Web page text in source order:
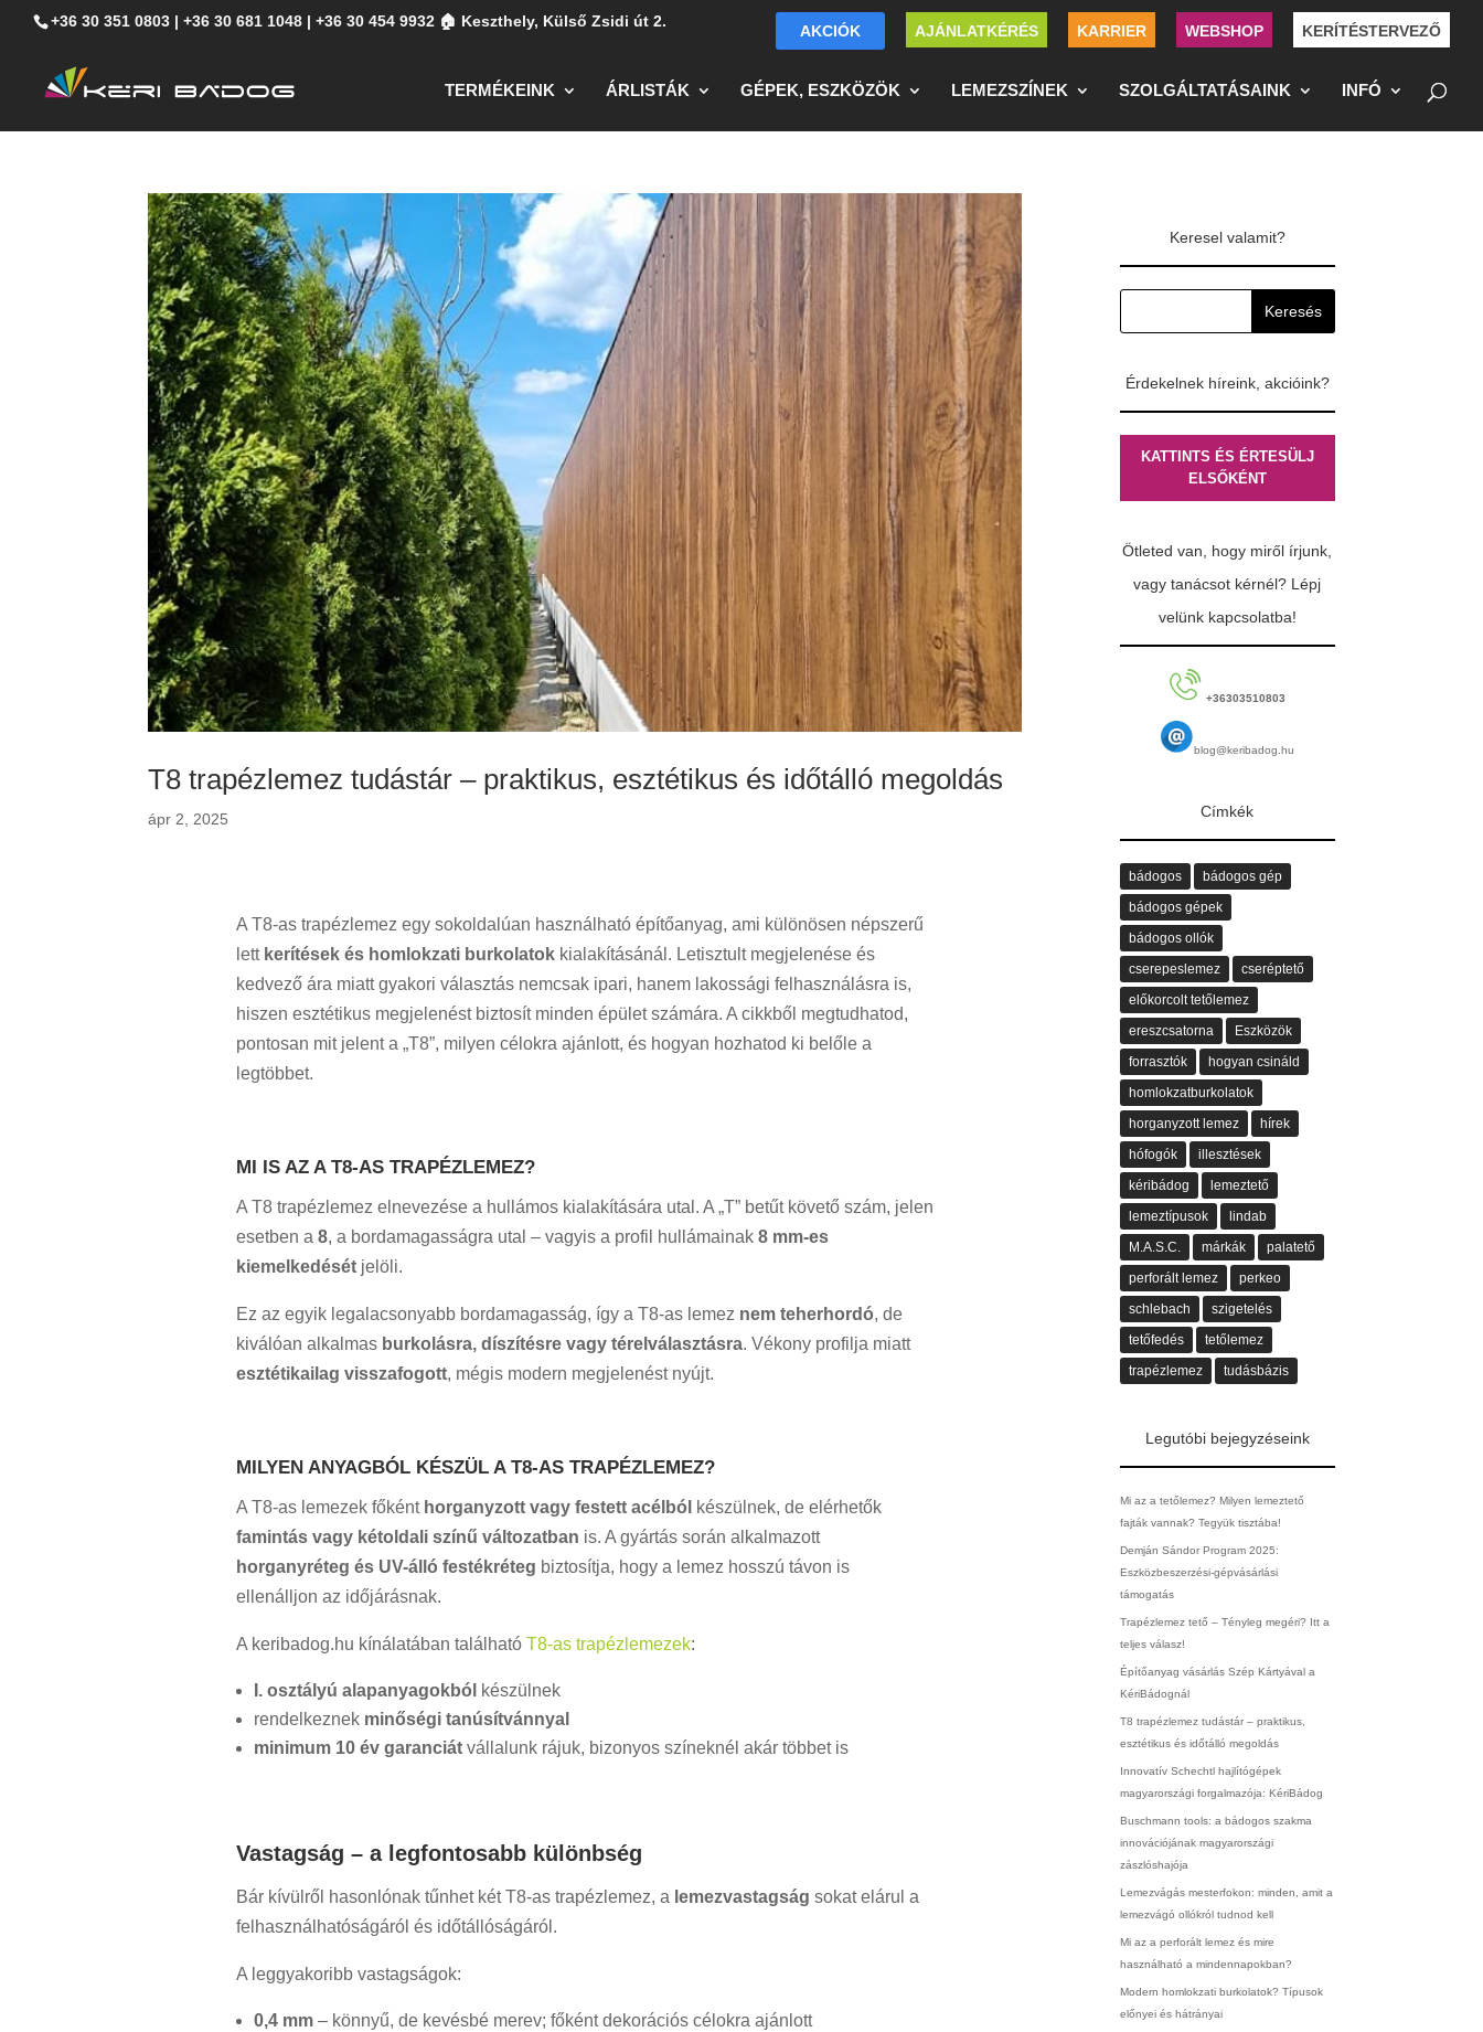
+36 30 351 0803 | +36 30 681 1048 | +36 30 454 9932 🏠 Keszthely, Külső Zsidi út 2.
AKCIÓK AJÁNLATKÉRÉS KARRIER WEBSHOP KERÍTÉSTERVEZŐ
TERMÉKEINK ÁRLISTÁK GÉPEK, ESZKÖZÖK LEMEZSZÍNEK SZOLGÁLTATÁSAINK INFÓ
T8 trapézlemez tudástár – praktikus, esztétikus és időtálló megoldás
ápr 2, 2025
A T8-as trapézlemez egy sokoldalúan használható építőanyag, ami különösen népszerű
lett kerítések és homlokzati burkolatokkialakításánál. Letisztult megjelenése és
kedvező ára miatt gyakori választás nemcsak ipari, hanem lakossági felhasználásra is,
hiszen esztétikus megjelenést biztosít minden épület számára. A cikkből megtudhatod,
pontosan mit jelent a „T8”, milyen célokra ajánlott, és hogyan hozhatod ki belőle a
legtöbbet.
MI IS AZ A T8-AS TRAPÉZLEMEZ?
A T8 trapézlemez elnevezése a hullámos kialakítására utal. A „T” betűt követő szám, jelen
esetben a 8, a bordamagasságra utal – vagyis a profil hullámainak 8 mm-es
kiemelkedésétjelöli.
Ez az egyik legalacsonyabb bordamagasság, így a T8-as lemez nem teherhordó, de
kiválóan alkalmas burkolásra, díszítésre vagy térelválasztásra. Vékony profilja miatt
esztétikailag visszafogott, mégis modern megjelenést nyújt.
MILYEN ANYAGBÓL KÉSZÜL A T8-AS TRAPÉZLEMEZ?
A T8-as lemezek főként horganyzott vagy festett acélból
készülnek, de elérhetők
famintás vagy kétoldali színű változatban is. A gyártás során alkalmazott
horganyréteg és UV-álló festékréteg biztosítja, hogy a lemez hosszú távon is
ellenálljon az időjárásnak.
A keribadog.hu kínálatában található T8-as trapézlemezek:
I. osztályú alapanyagokból
készülnek
rendelkeznek minőségi tanúsítvánnyal
minimum 10 év garanciátvállalunk rájuk, bizonyos színeknél akár többet is
Vastagság – a legfontosabb különbség
Bár kívülről hasonlónak tűnhet két T8-as trapézlemez, a lemezvastagság sokat elárul a
felhasználhatóságáról és időtállóságáról.
A leggyakoribb vastagságok:
0,4 mm– könnyű, de kevésbé merev; főként dekorációs célokra ajánlott
Keresel valamit?
Érdekelnek híreink, akcióink?
KATTINTS ÉS ÉRTESÜLJ
ELSŐKÉNT
Ötleted van, hogy miről írjunk,
vagy tanácsot kérnél? Lépj
velünk kapcsolatba!
+36303510803
blog@keribadog.hu
Címkék
bádogos
bádogos gép
bádogos gépek
bádogos ollók
cserepeslemez
cseréptető
előkorcolt tetőlemez
ereszcsatorna
Eszközök
forrasztók
hogyan csináld
homlokzatburkolatok
horganyzott lemez
hírek
hófogók
illesztések
kéribádog
lemeztető
lemeztípusok
lindab
M.A.S.C.
márkák
palatető
perforált lemez
perkeo
schlebach
szigetelés
tetőfedés
tetőlemez
trapézlemez
tudásbázis
Legutóbi bejegyzéseink
Mi az a tetőlemez? Milyen lemeztető
fajták vannak? Tegyük tisztába!
Demján Sándor Program 2025:
Eszközbeszerzési-gépvásárlási
támogatás
Trapézlemez tető – Tényleg megéri? Itt a
teljes válasz!
Építőanyag vásárlás Szép Kártyával a
KériBádognál
T8 trapézlemez tudástár – praktikus,
esztétikus és időtálló megoldás
Innovatív Schechtl hajlítógépek
magyarországi forgalmazója: KériBádog
Buschmann tools: a bádogos szakma
innovációjának magyarországi
zászlóshajója
Lemezvágás mesterfokon: minden, amit a
lemezvágó ollókról tudnod kell
Mi az a perforált lemez és mire
használható a mindennapokban?
Modern homlokzati burkolatok? Típusok
előnyei és hátrányai